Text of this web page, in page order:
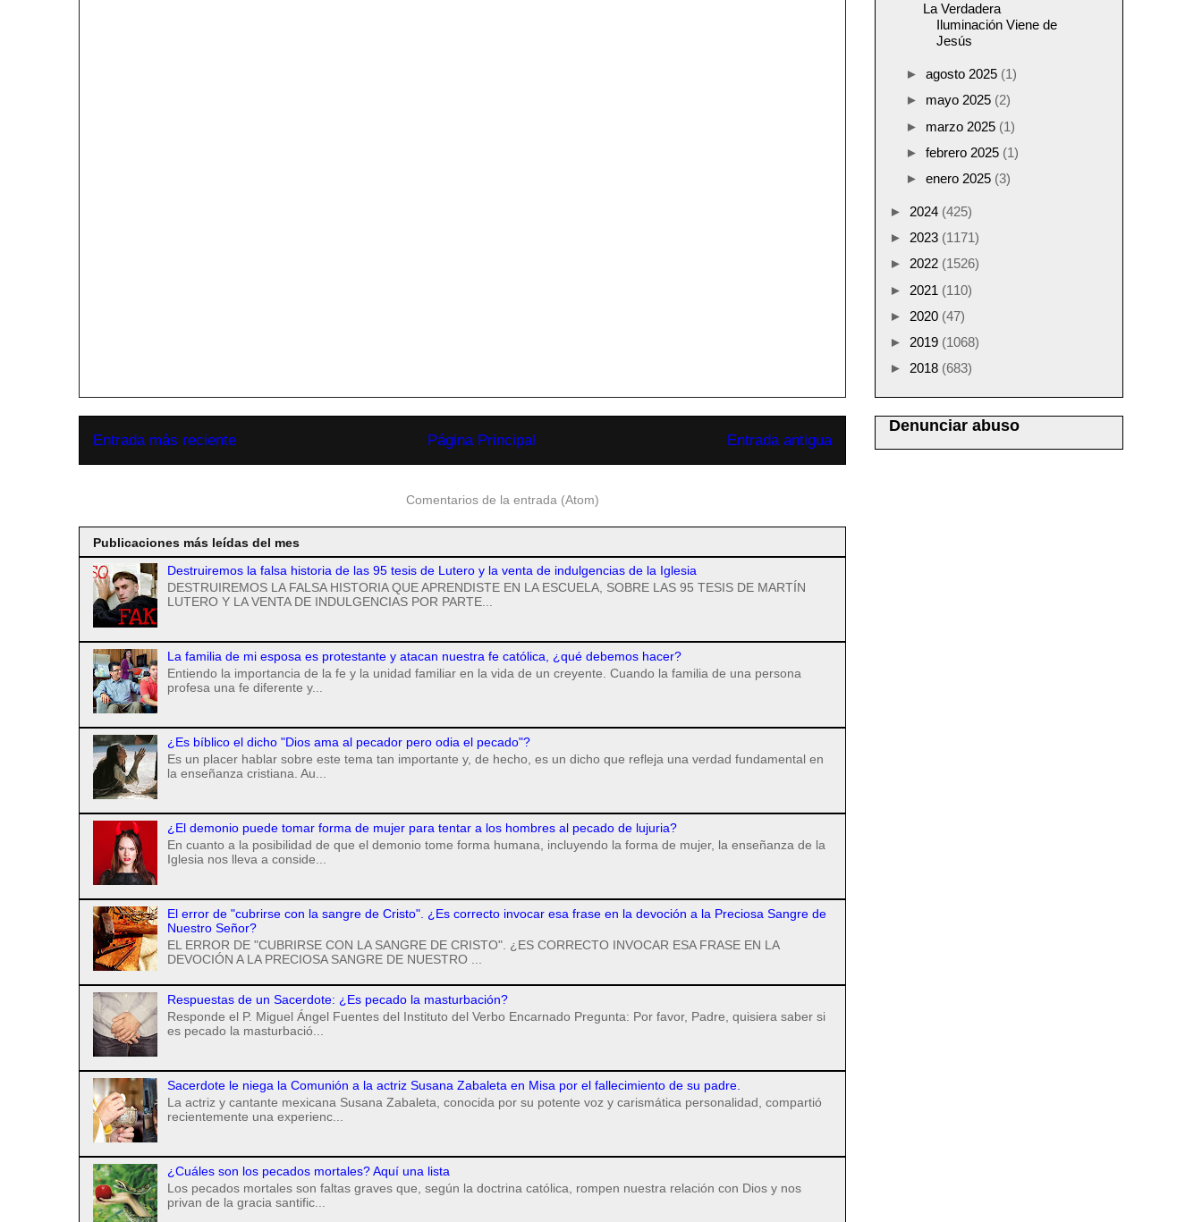
Entrada más reciente Entrada antigua
Página Principal
Comentarios de la entrada (Atom)
Publicaciones más leídas del mes
Destruiremos la falsa historia de las 95 tesis de Lutero y la venta de indulgencias de la Iglesia
DESTRUIREMOS LA FALSA HISTORIA QUE APRENDISTE EN LA ESCUELA, SOBRE LAS 95 TESIS DE MARTÍN
LUTERO Y LA VENTA DE INDULGENCIAS POR PARTE...
La familia de mi esposa es protestante y atacan nuestra fe católica, ¿qué debemos hacer?
Entiendo la importancia de la fe y la unidad familiar en la vida de un creyente. Cuando la familia de una persona
profesa una fe diferente y...
¿Es bíblico el dicho "Dios ama al pecador pero odia el pecado"?
Es un placer hablar sobre este tema tan importante y, de hecho, es un dicho que refleja una verdad fundamental en
la enseñanza cristiana. Au...
¿El demonio puede tomar forma de mujer para tentar a los hombres al pecado de lujuria?
En cuanto a la posibilidad de que el demonio tome forma humana, incluyendo la forma de mujer, la enseñanza de la
Iglesia nos lleva a conside...
El error de "cubrirse con la sangre de Cristo". ¿Es correcto invocar esa frase en la devoción a la Preciosa Sangre de
Nuestro Señor?
EL ERROR DE "CUBRIRSE CON LA SANGRE DE CRISTO". ¿ES CORRECTO INVOCAR ESA FRASE EN LA
DEVOCIÓN A LA PRECIOSA SANGRE DE NUESTRO ...
Respuestas de un Sacerdote: ¿Es pecado la masturbación?
Responde el P. Miguel Ángel Fuentes del Instituto del Verbo Encarnado Pregunta: Por favor, Padre, quisiera saber si
es pecado la masturbació...
Sacerdote le niega la Comunión a la actriz Susana Zabaleta en Misa por el fallecimiento de su padre.
La actriz y cantante mexicana Susana Zabaleta, conocida por su potente voz y carismática personalidad, compartió
recientemente una experienc...
¿Cuáles son los pecados mortales? Aquí una lista
Los pecados mortales son faltas graves que, según la doctrina católica, rompen nuestra relación con Dios y nos
privan de la gracia santific...
La Verdadera
Iluminación Viene de
Jesús
► agosto 2025 (1)
► mayo 2025 (2)
► marzo 2025 (1)
► febrero 2025 (1)
► enero 2025 (3)
► 2024 (425)
► 2023 (1171)
► 2022 (1526)
► 2021 (110)
► 2020 (47)
► 2019 (1068)
► 2018 (683)
Denunciar abuso